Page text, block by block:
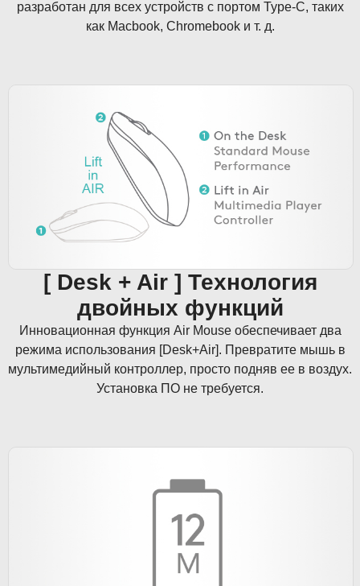
разработан для всех устройств с портом Type-C, таких
как Macbook, Chromebook и т. д.
[ Desk + Air ] Технология
двойных функций
Инновационная функция Air Mouse обеспечивает два
режима использования [Desk+Air]. Превратите мышь в
мультимедийный контроллер, просто подняв ее в воздух.
Установка ПО не требуется.